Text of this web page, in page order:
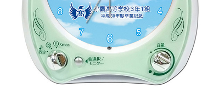
音声時計(集合)
目覚まし時計(個別)
お絵かきギャラリープラス(絵＋個別)
メロディ時計(個別)